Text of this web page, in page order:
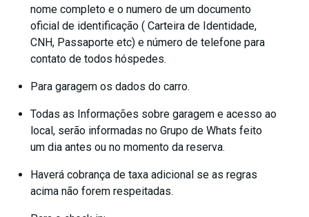
nome completo e o numero de um documento
oficial de identificação ( Carteira de Identidade,
CNH, Passaporte etc) e número de telefone para
contato de todos hóspedes.
Para garagem os dados do carro.
Todas as Informações sobre garagem e acesso ao
local, serão informadas no Grupo de Whats feito
um dia antes ou no momento da reserva.
Haverá cobrança de taxa adicional se as regras
acima não forem respeitadas.